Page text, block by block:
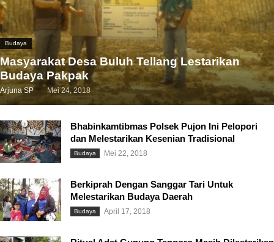
Budaya
Masyarakat Desa Buluh Tellang Lestarikan
Budaya Pakpak
Arjuna SP Mei 24, 2018
Bhabinkamtibmas Polsek Pujon Ini Pelopori
dan Melestarikan Kesenian Tradisional
Budaya Mei 22, 2018
Berkiprah Dengan Sanggar Tari Untuk
Melestarikan Budaya Daerah
Budaya April 17, 2018